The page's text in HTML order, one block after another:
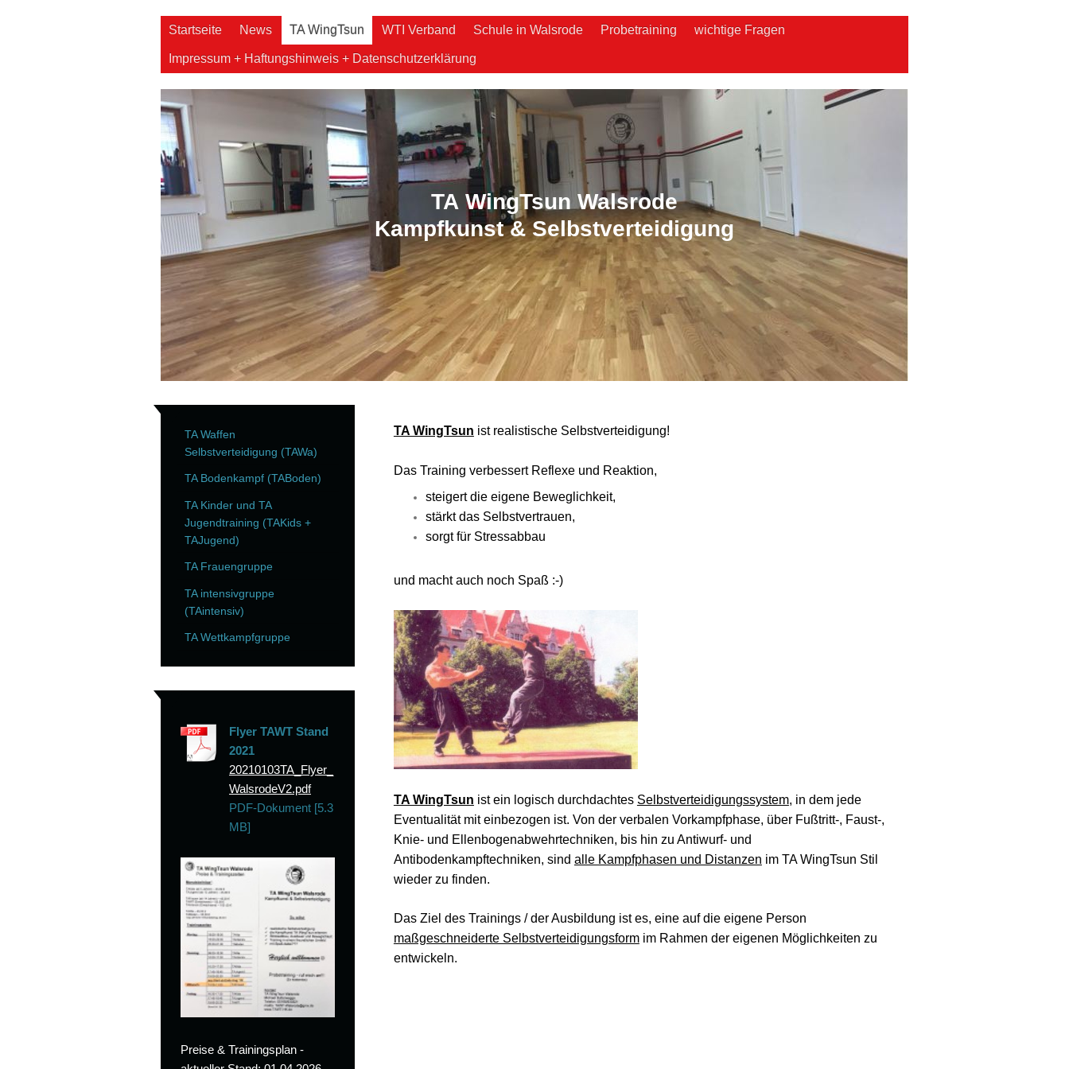
Startseite News TA WingTsun WTI Verband Schule in Walsrode Probetraining wichtige Fragen
Impressum + Haftungshinweis + Datenschutzerklärung
TA WingTsun Walsrode
Kampfkunst & Selbstverteidigung
TA WingTsun ist realistische Selbstverteidigung!
Das Training verbessert Reflexe und Reaktion,
steigert die eigene Beweglichkeit,
stärkt das Selbstvertrauen,
sorgt für Stressabbau
und macht auch noch Spaß :-)
TA WingTsun ist ein logisch durchdachtes Selbstverteidigungssystem, in dem jede
Eventualität mit einbezogen ist. Von der verbalen Vorkampfphase, über Fußtritt-, Faust-,
Knie- und Ellenbogenabwehrtechniken, bis hin zu Antiwurf- und
Antibodenkampftechniken, sind alle Kampfphasen und Distanzen im TA WingTsun Stil
wieder zu finden.
Das Ziel des Trainings / der Ausbildung ist es, eine auf die eigene Person
maßgeschneiderte Selbstverteidigungsformim Rahmen der eigenen Möglichkeiten zu
entwickeln.
TA Waffen
Selbstverteidigung (TAWa)
TA Bodenkampf (TABoden)
TA Kinder und TA
Jugendtraining (TAKids +
TAJugend)
TA Frauengruppe
TA intensivgruppe
(TAintensiv)
TA Wettkampfgruppe
Flyer TAWT Stand
2021
20210103TA_Flyer_
WalsrodeV2.pdf
PDF-Dokument [5.3
MB]
Preise & Trainingsplan -